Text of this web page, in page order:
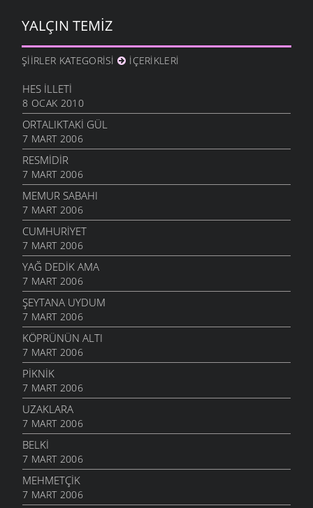
YALÇIN TEMIZ
ŞIIRLER KATEGORISI İÇERIKLERI
HES İLLETI
8 OCAK 2010
ORTALIKTAKI GÜL
7 MART 2006
RESMIDIR
7 MART 2006
MEMUR SABAHI
7 MART 2006
CUMHURIYET
7 MART 2006
YAĞ DEDIK AMA
7 MART 2006
ŞEYTANA UYDUM
7 MART 2006
KÖPRÜNÜN ALTI
7 MART 2006
PIKNIK
7 MART 2006
UZAKLARA
7 MART 2006
BELKI
7 MART 2006
MEHMETÇIK
7 MART 2006